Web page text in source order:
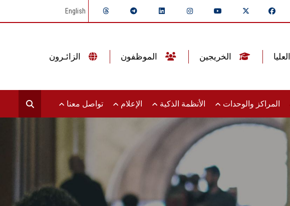
English
المراكز والوحدات الأنظمة الذكية الإعلام تواصل معنا